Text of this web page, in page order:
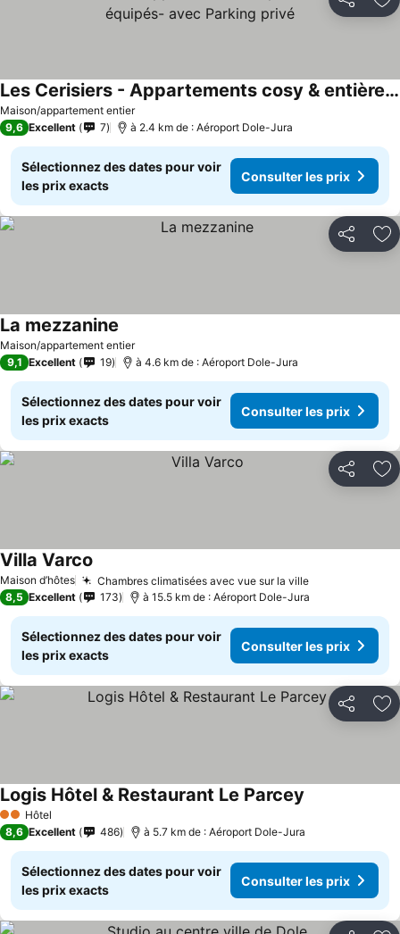
Partager
Maison/appartement entier
Les Cerisiers - Appartements cosy & entièrement équipés- avec Parking privé
9,6 Excellent 7 à 2.4 km de : Aéroport Dole-Jura
Sélectionnez des dates pour voir
les prix exacts
Consulter les prix
Partager
Maison/appartement entier
La mezzanine
9,1 Excellent 19 à 4.6 km de : Aéroport Dole-Jura
Sélectionnez des dates pour voir
les prix exacts
Consulter les prix
Partager
Maison d’hôtes Chambres climatisées avec vue sur la ville
Villa Varco
8,5 Excellent 173 à 15.5 km de : Aéroport Dole-Jura
Sélectionnez des dates pour voir
les prix exacts
Consulter les prix
Partager
2 Étoiles
Hôtel
Logis Hôtel & Restaurant Le Parcey
8,6 Excellent 486 à 5.7 km de : Aéroport Dole-Jura
Sélectionnez des dates pour voir
les prix exacts
Consulter les prix